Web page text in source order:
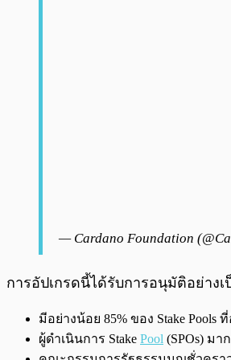
— Cardano Foundation
การอัปเกรดนี้ได้รับการอนุมัติอย่าง
มีอย่างน้อย 85% ของ Stake
ผู้ดำเนินการ Stake Pool (SPOs) มา